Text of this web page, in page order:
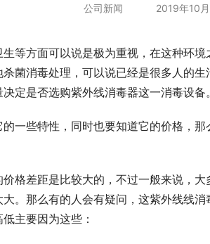
公司新闻 2019年10
等方面可以说是极为重视，在这种环
菌消毒处理，可以说已经是很多人的
定是否选购紫外线消毒器这一消毒设备。
一些特性，同时也要知道它的价格，
格差距是比较大的，不过一般来说，
。那么有的人会有疑问，这紫外线线
主要因为这些：